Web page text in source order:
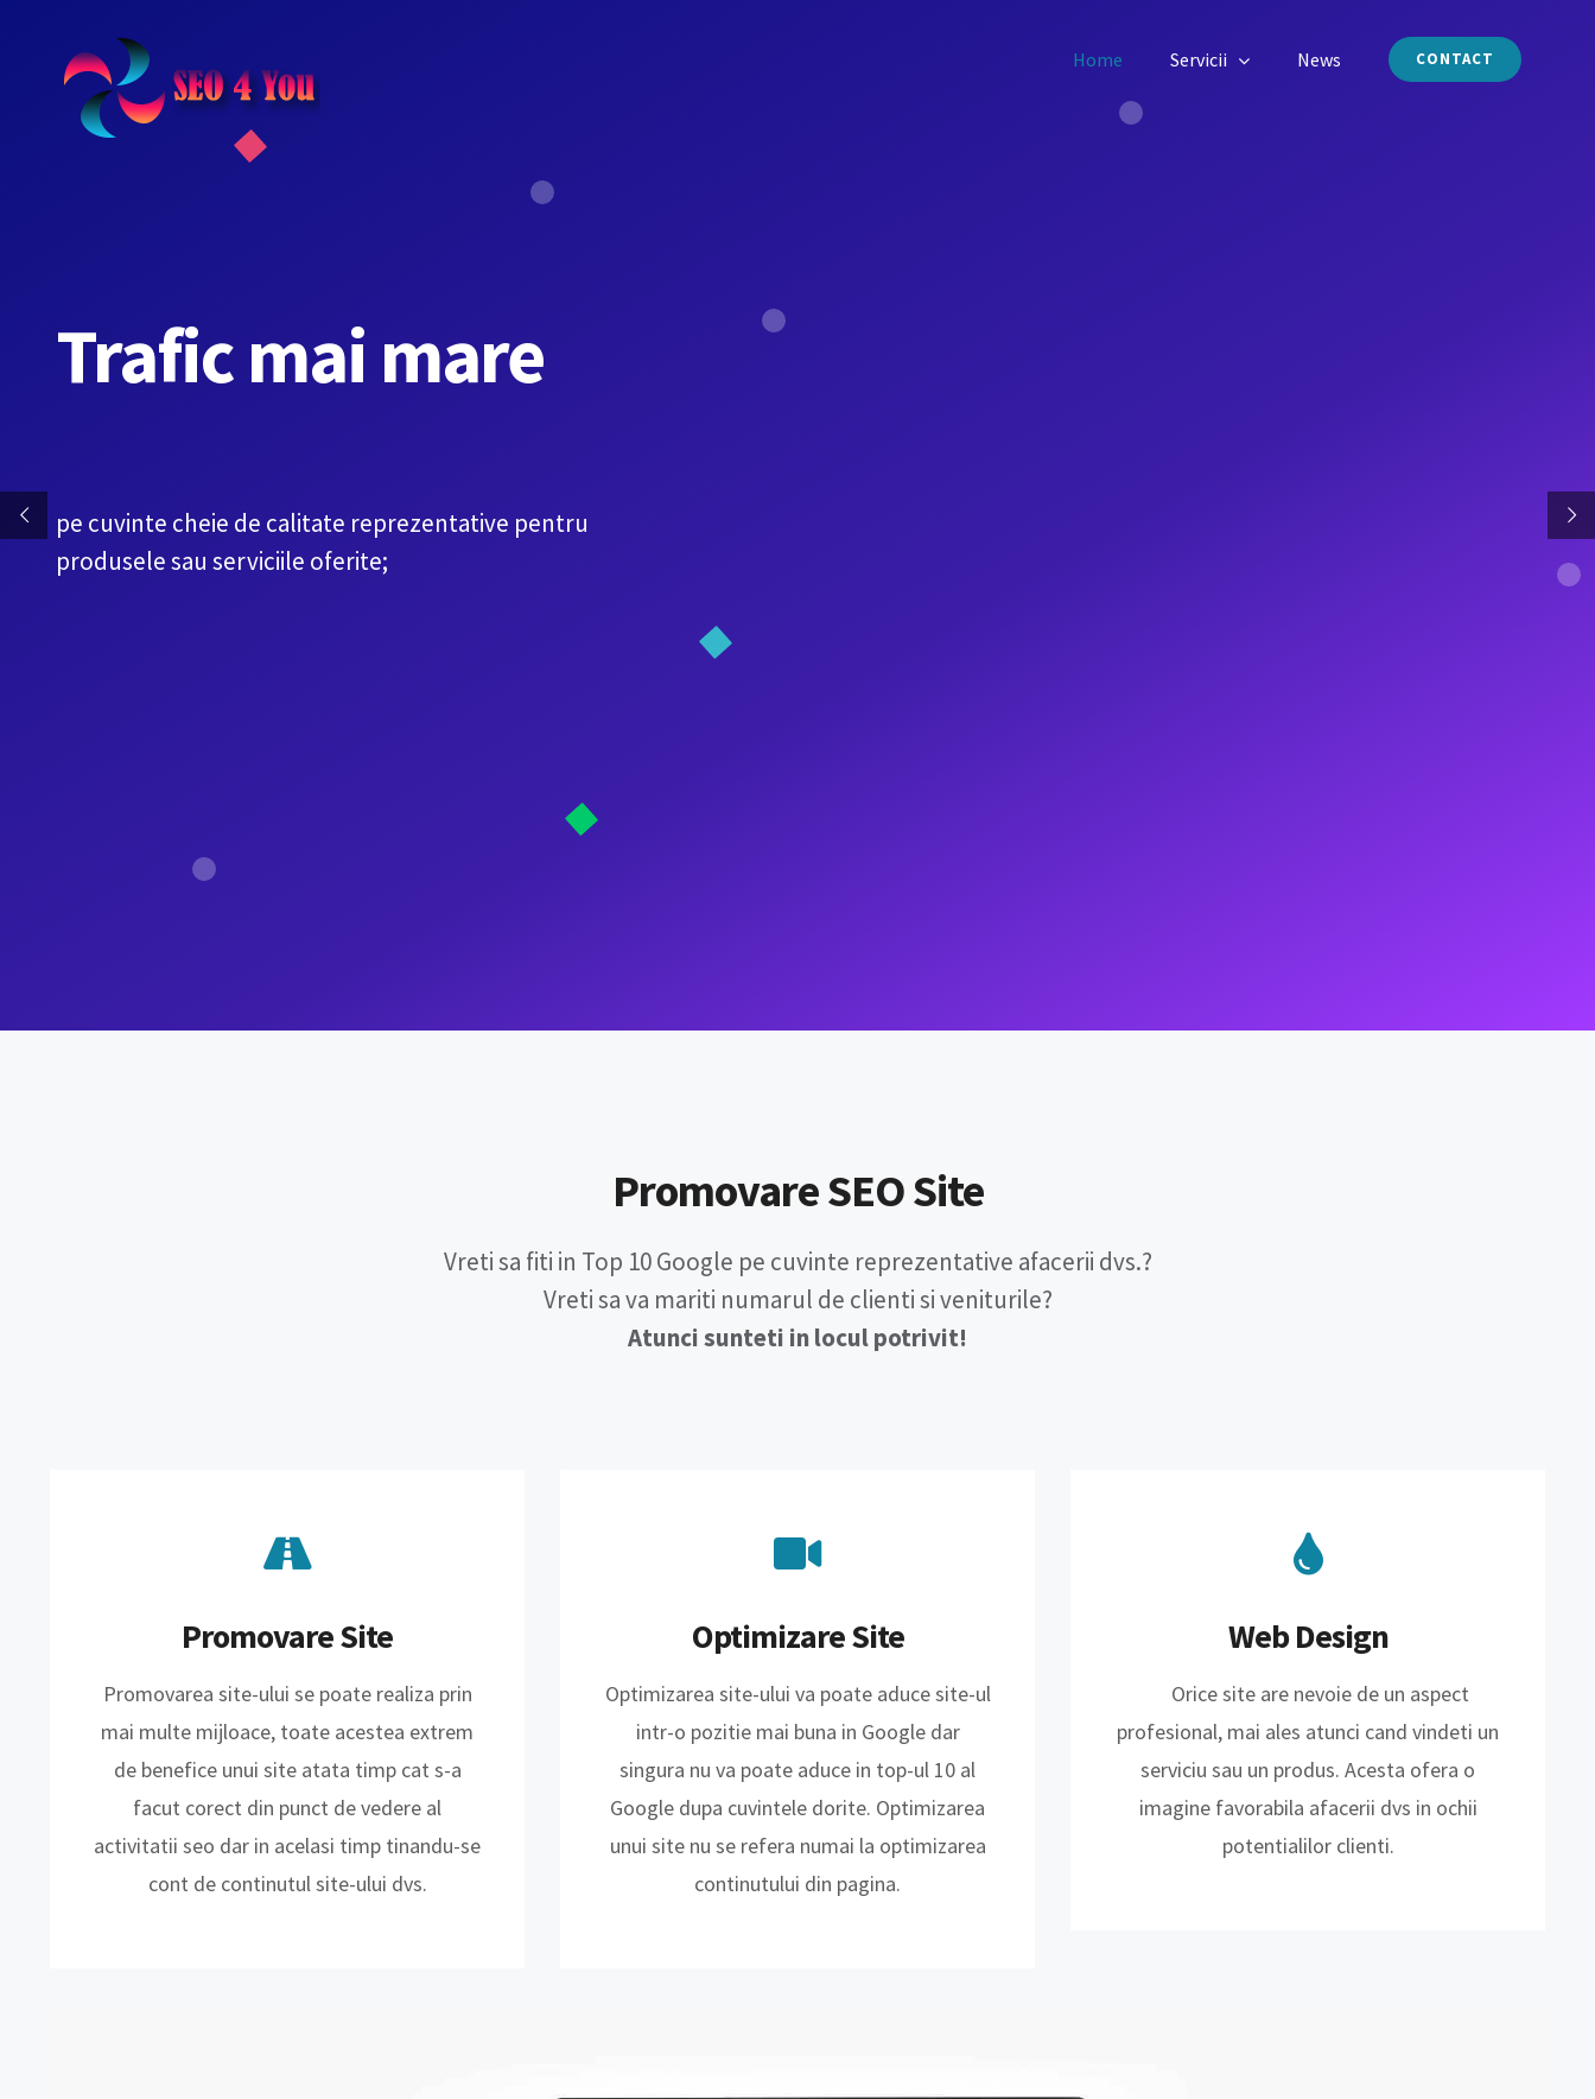
content
Home Servicii News CONTACT
Trafic mai mare
pe cuvinte cheie de calitate reprezentative pentru
produsele sau serviciile oferite;
Promovare SEO Site
Vreti sa fiti in Top 10 Google pe cuvinte reprezentative afacerii dvs.?
Vreti sa va mariti numarul de clienti si veniturile?
Atunci sunteti in locul potrivit!
Promovare Site
Promovarea site-ului se poate realiza prin
mai multe mijloace, toate acestea extrem
de benefice unui site atata timp cat s-a
facut corect din punct de vedere al
activitatii seo dar in acelasi timp tinandu-se
cont de continutul site-ului dvs.
Optimizare Site
Optimizarea site-ului va poate aduce site-ul
intr-o pozitie mai buna in Google dar
singura nu va poate aduce in top-ul 10 al
Google dupa cuvintele dorite. Optimizarea
unui site nu se refera numai la optimizarea
continutului din pagina.
Web Design
Orice site are nevoie de un aspect
profesional, mai ales atunci cand vindeti un
serviciu sau un produs. Acesta ofera o
imagine favorabila afacerii dvs in ochii
potentialilor clienti.